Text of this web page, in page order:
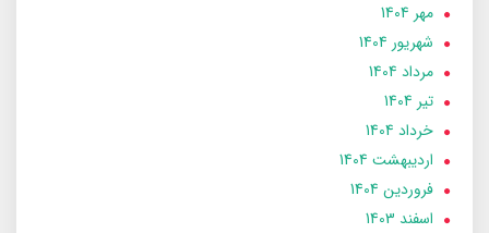
مهر 1404
شهریور 1404
مرداد 1404
تير 1404
خرداد 1404
ارديبهشت 1404
فروردین 1404
اسفند 1403